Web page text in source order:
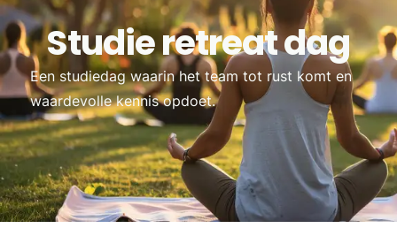
Studie retreat dag
Een studiedag waarin het team tot rust komt en
waardevolle kennis opdoet.